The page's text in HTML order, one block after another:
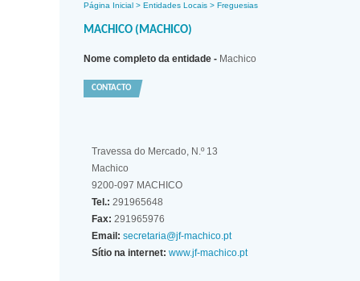
Página Inicial > Entidades Locais > Freguesias
MACHICO (MACHICO)
Nome completo da entidade - Machico
CONTACTO
Travessa do Mercado, N.º 13
Machico
9200-097 MACHICO
Tel.: 291965648
Fax: 291965976
Email: secretaria@jf-machico.pt
Sítio na internet: www.jf-machico.pt